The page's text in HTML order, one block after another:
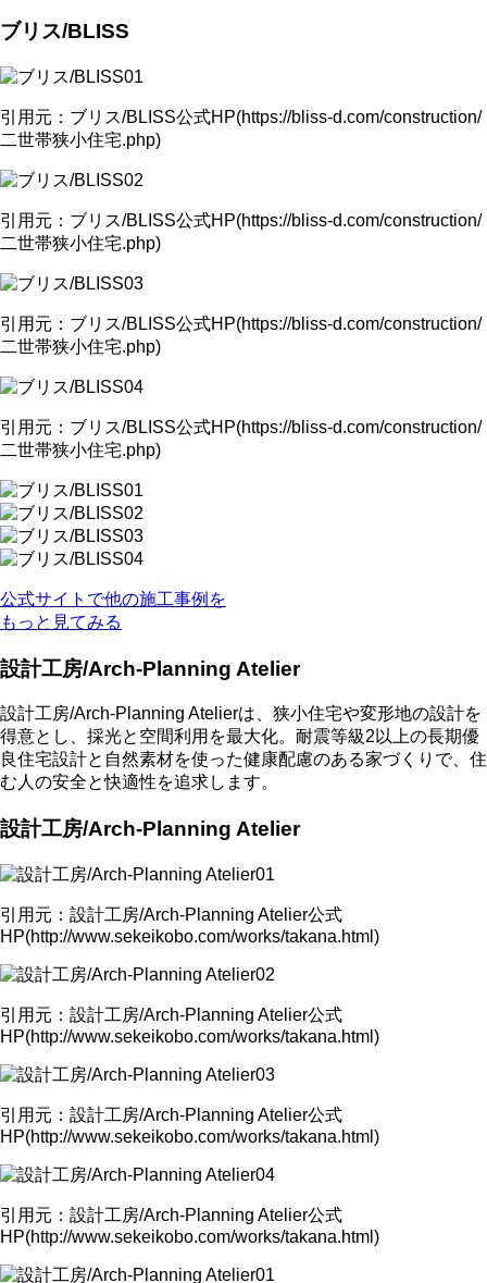
ブリス/BLISS
引用元：ブリス/BLISS公式HP(https://bliss-d.com/construction/
二世帯狭小住宅.php)
引用元：ブリス/BLISS公式HP(https://bliss-d.com/construction/
二世帯狭小住宅.php)
引用元：ブリス/BLISS公式HP(https://bliss-d.com/construction/
二世帯狭小住宅.php)
引用元：ブリス/BLISS公式HP(https://bliss-d.com/construction/
二世帯狭小住宅.php)
公式サイトで他の施工事例を
もっと見てみる
設計工房/Arch-Planning Atelier
設計工房/Arch-Planning Atelierは、狭小住宅や変形地の設計を
得意とし、採光と空間利用を最大化。耐震等級2以上の長期優
良住宅設計と自然素材を使った健康配慮のある家づくりで、住
む人の安全と快適性を追求します。
設計工房/Arch-Planning Atelier
引用元：設計工房/Arch-Planning Atelier公式
HP(http://www.sekeikobo.com/works/takana.html)
引用元：設計工房/Arch-Planning Atelier公式
HP(http://www.sekeikobo.com/works/takana.html)
引用元：設計工房/Arch-Planning Atelier公式
HP(http://www.sekeikobo.com/works/takana.html)
引用元：設計工房/Arch-Planning Atelier公式
HP(http://www.sekeikobo.com/works/takana.html)